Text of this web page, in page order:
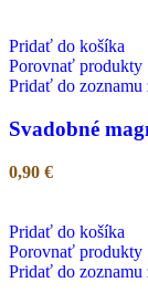
Pridať do košíka
Porovnať produkty
Pridať do zoznamu
Svadobné
0,90 €
Pridať do košíka
Porovnať produkty
Pridať do zoznamu